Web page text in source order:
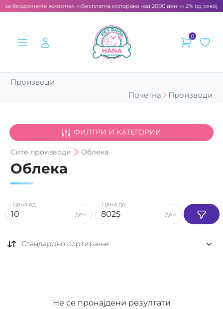
за бездомните животни. ‹‹‹Бесплатна испорака над 2000 ден. ››› 2% од
0
Производи
Почетна
Производи
ФИЛТРИ И КАТЕГОРИИ
Сите производи Облека
Облека
ден.
Цена од
ден.
Цена до
Стандардно сортирање
Не се пронајдени резултати